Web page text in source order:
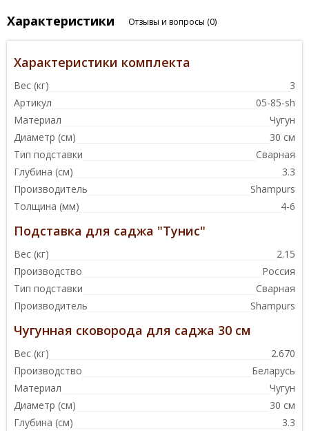
Характеристики Отзывы и вопросы (0)
Характеристики комплекта
Вес (кг)
3
Артикул
05-85-sh
Материал
Чугун
Диаметр (см)
30 см
Тип подставки
Сварная
Глубина (см)
3.3
Производитель
Shampurs
Толщина (мм)
4-6
Подставка для саджа "Тунис"
Вес (кг)
2.15
Производство
Россия
Тип подставки
Сварная
Производитель
Shampurs
Чугунная сковорода для саджа 30 см
Вес (кг)
2.670
Производство
Беларусь
Материал
Чугун
Диаметр (см)
30 см
Глубина (см)
3.3